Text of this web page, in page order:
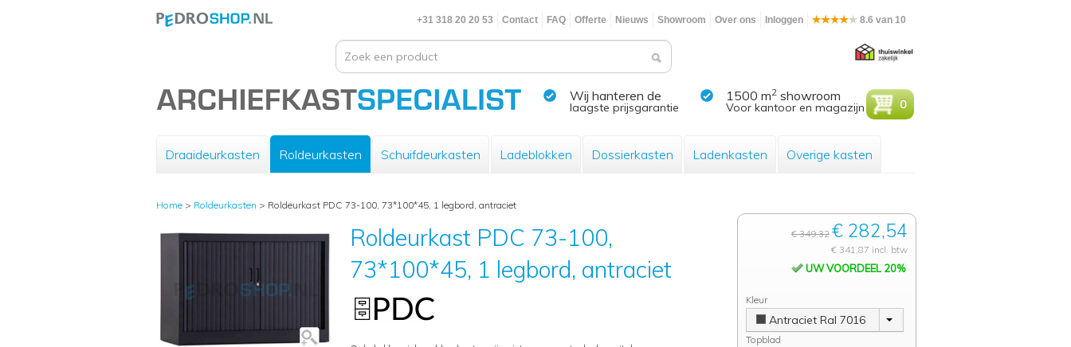
+31 318 20 20 53 Contact FAQ Offerte Nieuws Showroom Over ons Inloggen 8.6 van 10
Wij hanteren de
laagste prijsgarantie
1500 m2 showroom
Voor kantoor en magazijn 0
Draaideurkasten Roldeurkasten Schuifdeurkasten Ladeblokken Dossierkasten Ladenkasten Overige kasten
Home > Roldeurkasten > Roldeurkast PDC 73-100, 73*100*45, 1 legbord, antraciet
Roldeurkast PDC 73-100,
73*100*45, 1 legbord, antraciet
€ 349,32 € 282,54
€ 341,87 incl. btw
UW VOORDEEL 20%
Kleur
Antraciet Ral 7016
Topblad